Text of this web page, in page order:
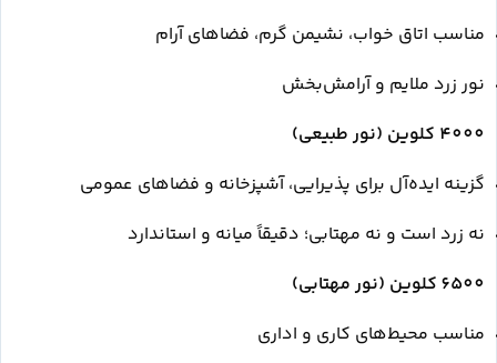
مناسب اتاق خواب، نشیمن گرم، فضاهای آرام
نور زرد ملایم و آرامش‌بخش
4000 کلوین (نور طبیعی)
گزینه ایده‌آل برای پذیرایی، آشپزخانه و فضاهای عمومی
نه زرد است و نه مهتابی؛ دقیقاً میانه و استاندارد
6500 کلوین (نور مهتابی)
مناسب محیط‌های کاری و اداری